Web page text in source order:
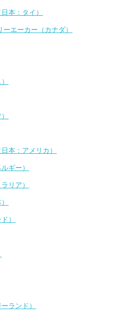
本：タイ）
ーエーカー（カナダ）
本：アメリカ）
ギー）
リア）
）
ランド）